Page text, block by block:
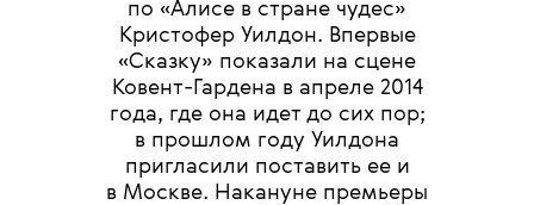
по «Алисе в стране чудес»
Кристофер Уилдон. Впервые
«Сказку» показали на сцене
Ковент-Гардена в апреле 2014
года, где она идет до сих пор;
в прошлом году Уилдона
пригласили поставить ее и
в Москве. Накануне премьеры